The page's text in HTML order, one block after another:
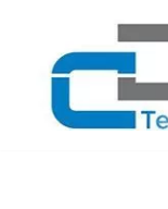
springen